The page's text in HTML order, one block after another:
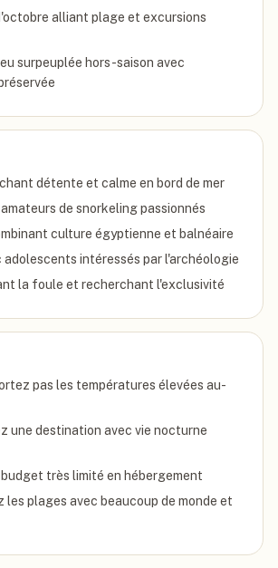
alliant plage et excursions
surpeuplée hors-saison avec
détente et calme en bord de mer
de snorkeling passionnés
culture égyptienne et balnéaire
adolescents intéressés par l'archéologie
la foule et recherchant l'exclusivité
pas les températures élevées au-
une destination avec vie nocturne
budget très limité en hébergement
les plages avec beaucoup de monde et